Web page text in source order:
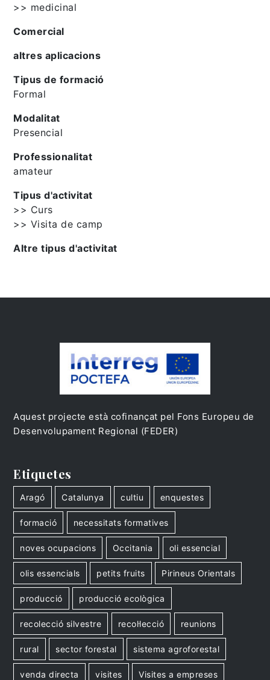
>> medicinal
Comercial
altres aplicacions
Tipus de formació
Formal
Modalitat
Presencial
Professionalitat
amateur
Tipus d'activitat
>> Curs
>> Visita de camp
Altre tipus d'activitat
Aquest projecte està cofinançat pel Fons Europeu de
Desenvolupament Regional (FEDER)
Etiquetes
Aragó Catalunya cultiu enquestes
formació necessitats formatives
noves ocupacions Occitania oli essencial
olis essencials petits fruits Pirineus Orientals
producció producció ecològica
recolecció silvestre recol·lecció reunions
rural sector forestal sistema agroforestal
venda directa visites Visites a empreses